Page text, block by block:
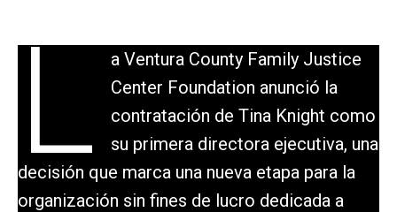
L
a Ventura County Family Justice
Center Foundation anunció la
contratación de Tina Knight como
su primera directora ejecutiva, una
decisión que marca una nueva etapa para la
organización sin fines de lucro dedicada a